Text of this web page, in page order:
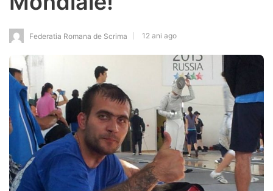
Federatia Romana de Scrima 12 ani ago